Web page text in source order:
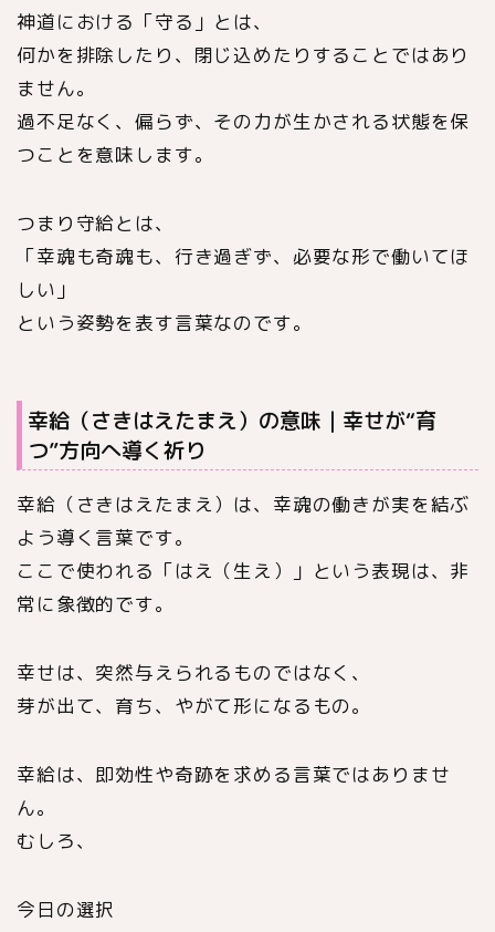
神道における「守る」とは、
何かを排除したり、閉じ込めたりすることではあり
ません。
過不足なく、偏らず、その力が生かされる状態を保
つことを意味します。
つまり守給とは、
「幸魂も奇魂も、行き過ぎず、必要な形で働いてほ
しい」
という姿勢を表す言葉なのです。
幸給（さきはえたまえ）の意味｜幸せが“育
つ”方向へ導く祈り
幸給（さきはえたまえ）は、幸魂の働きが実を結ぶ
よう導く言葉です。
ここで使われる「はえ（生え）」という表現は、非
常に象徴的です。
幸せは、突然与えられるものではなく、
芽が出て、育ち、やがて形になるもの。
幸給は、即効性や奇跡を求める言葉ではありませ
ん。
むしろ、
今日の選択